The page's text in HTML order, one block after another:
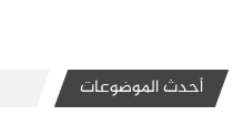
أحدث الموضوعات